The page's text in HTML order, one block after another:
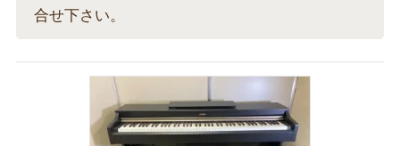
合せ下さい。